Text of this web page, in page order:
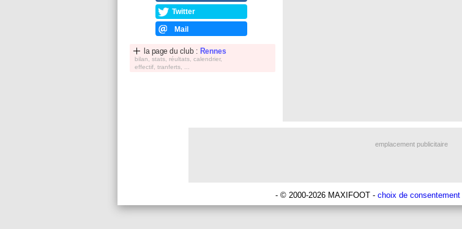
Twitter
Mail
la page du club : Rennes
bilan, stats, réultats, calendrier,
effectif, tranferts, ...
emplacement publicitaire
- © 2000-2026 MAXIFOOT - choix de consentement